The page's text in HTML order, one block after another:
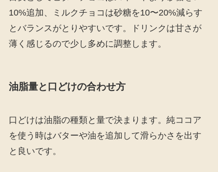
10%追加、ミルクチョコは砂糖を10〜20%減らす
とバランスがとりやすいです。ドリンクは甘さが
薄く感じるので少し多めに調整します。
油脂量と口どけの合わせ方
口どけは油脂の種類と量で決まります。純ココア
を使う時はバターや油を追加して滑らかさを出す
と良いです。